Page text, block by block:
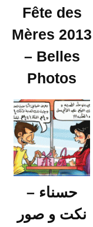
Fête des
Mères 2013
– Belles
Photos
حسناء –
نكت و صور